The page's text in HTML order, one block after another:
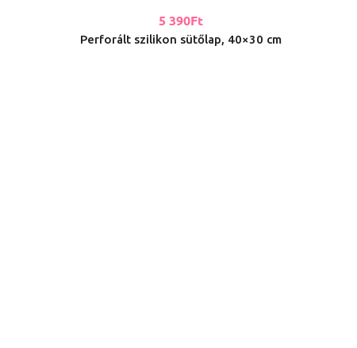
5 390Ft
Perforált szilikon sütőlap, 40×30 cm